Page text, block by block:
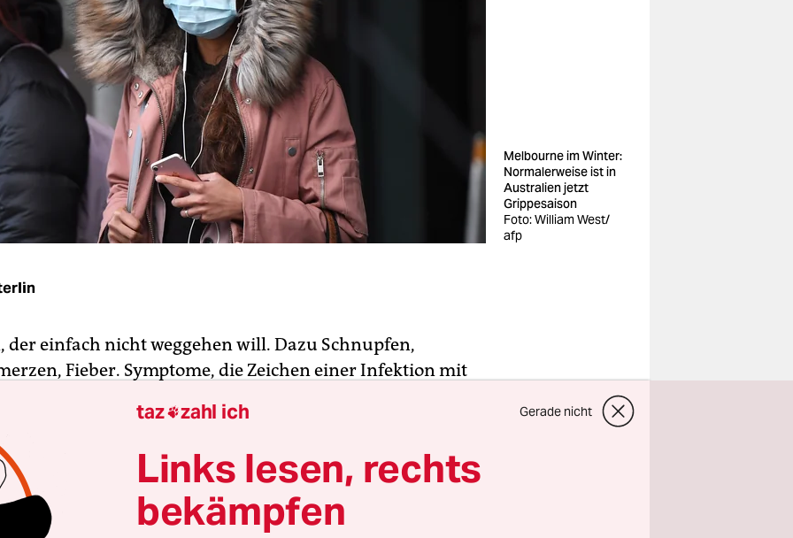
Melbourne im Winter:
Normalerweise ist in
Australien jetzt
Grippesaison
Foto: William West/
afp
der einfach nicht weggehen will. Dazu Schnupfen,
Fieber. Symptome, die Zeichen einer Infektion mit
dazu erhöhte Temperaturen, könnte auch einfach nur
haben –
und damit Grippesaison. Normalerweise fordert die
in jedem Jahr auch auf der anderen Seite der Welt
vor allem unter älteren Menschen und solchen
taz zahl ich Gerade nicht
Links lesen, rechts
bekämpfen